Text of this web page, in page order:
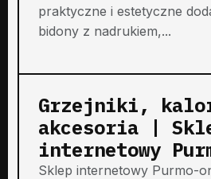
praktyczne i estetyczne
bidony z nadrukiem,...
Grzejniki,
akcesoria |
internetowy
Sklep internetowy Purmo-